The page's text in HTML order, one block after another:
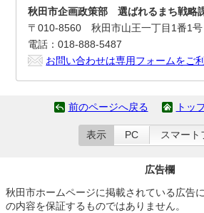
秋田市企画政策部 選ばれるまち戦略
〒010-8560 秋田市山王一丁目1番1
電話：018-888-5487
お問い合わせは専用フォームをご
前のページへ戻る トッ
表示 PC スマート
広告欄
秋田市ホームページに掲載されている広告
の内容を保証するものではありません。